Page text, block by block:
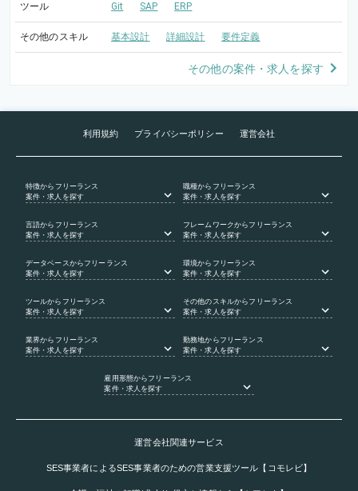
ツール Git SAP ERP
その他のスキル 基本設計 詳細設計 要件定義
その他の案件・求人を探す
利用規約 プライバシーポリシー 運営会社
特徴からフリーランス
案件・求人を探す
職種からフリーランス
案件・求人を探す
言語からフリーランス
案件・求人を探す
フレームワークからフリーランス
案件・求人を探す
データベース からフリーランス
案件・求人を探す
環境からフリーランス
案件・求人を探す
ツールからフリーランス
案件・求人を探す
その他のスキルからフリーランス
案件・求人を探す
業界からフリーランス
案件・求人を探す
勤務地からフリーランス
案件・求人を探す
雇用形態からフリーランス
案件・求人を探す
運営会社関連サービス
SES事業者によるSES事業者のための営業支援ツール【コモレビ】